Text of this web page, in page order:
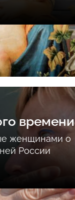
времени
женщинами о
России